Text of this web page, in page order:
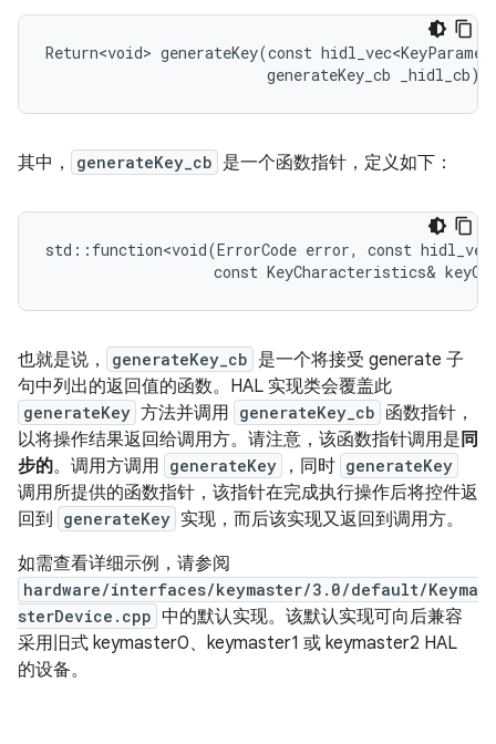
Return<void> generateKey(const
其中， generateKey_cb 是一个函数指针，定义如下：
std::function<void(ErrorCode error, const
也就是说， generateKey_cb 是一个将接受 generate 子
句中列出的返回值的函数。HAL 实现类会覆盖此
generateKey 方法并调用 generateKey_cb 函数指针，
以将操作结果返回给调用方。请注意，该函数指针调用是 同
步的。调用方调用 generateKey ，同时 generateKey
调用所提供的函数指针，该指针在完成执行操作后将控件返
回到
generateKey 实现，而后该实现又返回到调用方。
如需查看详细示例，请参阅
hardware/interfaces/keymaster/3.0/default/Keyma
sterDevice.cpp 中的默认实现。该默认实现可向后兼容
采用旧式 keymaster0、keymaster1 或 keymaster2 HAL
的设备。